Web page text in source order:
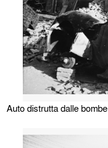
Auto distrutta dalle bombe